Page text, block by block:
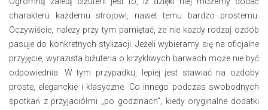
charakteru każdemu strojowi, nawet temu bardzo prostemu.
Oczywiście, należy przy tym pamiętać, że nie każdy rodzaj ozdób
pasuje do konkretnych stylizacji. Jeżeli wybieramy się na oficjalne
przyjęcie, wyrazista biżuteria o krzykliwych barwach może nie być
odpowiednia. W tym przypadku, lepiej jest stawiać na ozdoby
proste, eleganckie i klasyczne. Co innego podczas swobodnych
spotkań z przyjaciółmi „po godzinach”, kiedy oryginalne dodatki